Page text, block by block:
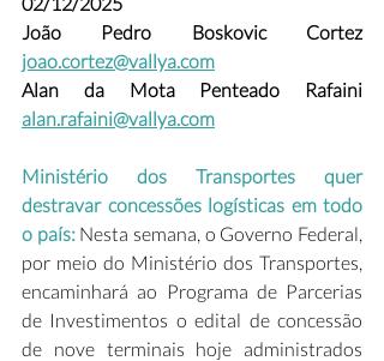
João Pedro Boskovic Cortez
joao.cortez@vallya.com
alan.rafaini@vallya.com
Ministério dos Transportes quer
destravar concessões logísticas em todo
o país: Nesta semana, o Governo Federal,
por meio do Ministério dos Transportes,
encaminhará ao Programa de Parcerias
de Investimentos o edital de concessão
de nove terminais hoje administrados